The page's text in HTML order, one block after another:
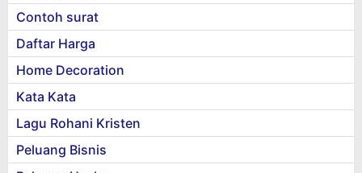
Contoh surat
Daftar Harga
Home Decoration
Kata Kata
Lagu Rohani Kristen
Peluang Bisnis